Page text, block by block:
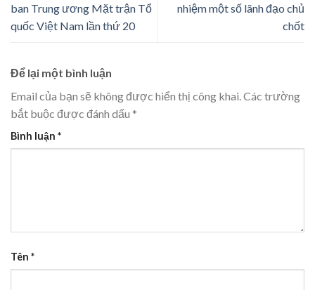
ban Trung ương Mặt trận Tổ
quốc Việt Nam lần thứ 20
nhiệm một số lãnh đạo chủ
chốt
Để lại một bình luận
Email của bạn sẽ không được hiển thị công khai.Các trường
bắt buộc được đánh dấu *
Bình luận *
Tên *